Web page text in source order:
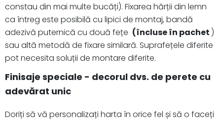
constau din mai multe bucăți). Fixarea hărții din lemn
ca întreg este posibilă cu lipici de montaj, bandă
adezivă puternică cu două fețe (încluse în pachet )
sau altă metodă de fixare similară. Suprafețele diferite
pot necesita soluții de montare diferite.
Finisaje speciale - decorul dvs. de perete cu
adevărat unic
Doriți să vă personalizați harta în orice fel și să o faceți